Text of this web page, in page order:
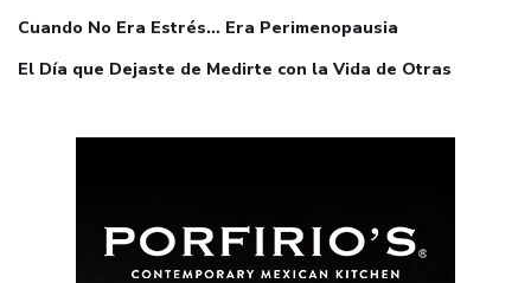
Cuando No Era Estrés… Era Perimenopausia
El Día que Dejaste de Medirte con la Vida de Otras